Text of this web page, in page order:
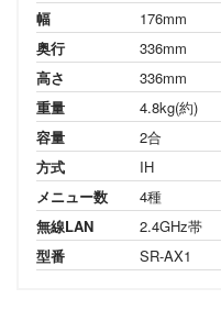
幅
176mm
奥行
336mm
高さ
336mm
重量
4.8kg(約)
容量
2合
方式
IH
メニュー数
4種
無線LAN
2.4GHz帯
型番
SR-AX1